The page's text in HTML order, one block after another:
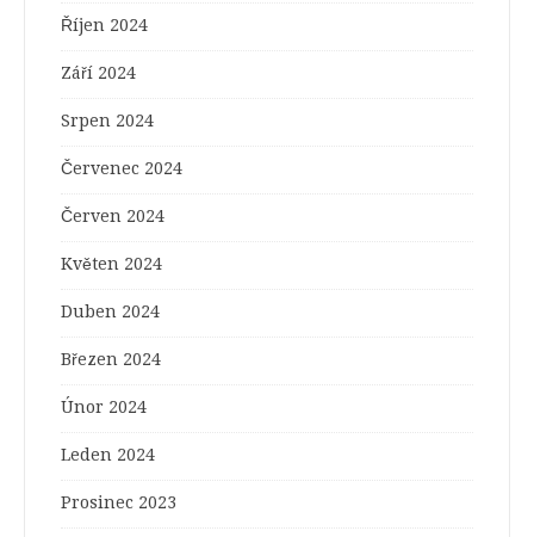
Říjen 2024
Září 2024
Srpen 2024
Červenec 2024
Červen 2024
Květen 2024
Duben 2024
Březen 2024
Únor 2024
Leden 2024
Prosinec 2023